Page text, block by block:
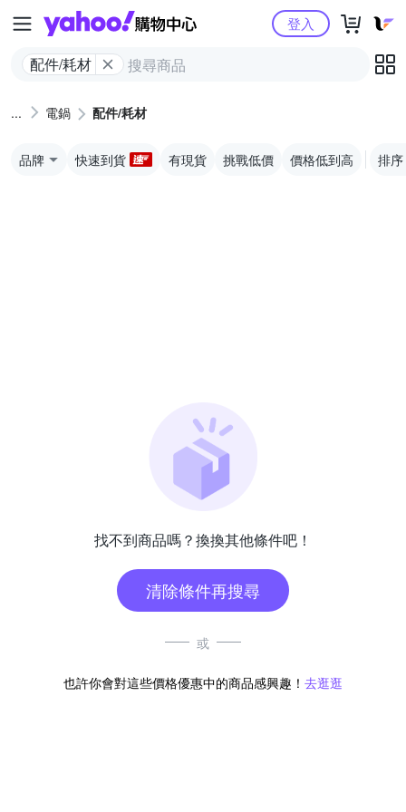
Yahoo購物中心
配件/耗材
登入
電鍋 配件/耗材
品牌 快速到貨 有現貨 挑戰低價 價格低到高 排序
找不到商品嗎？換換其他條件吧！
清除條件再搜尋
或
也許你會對這些價格優惠中的商品感興趣！ 去逛逛